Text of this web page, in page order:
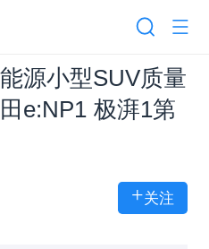
源小型SUV质量
e:NP1 极湃1第
+关注